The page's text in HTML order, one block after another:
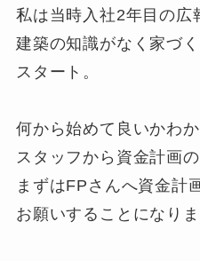
私は当時入社2年目の広
建築の知識がなく家づ
スタート。
何から始めて良いかわ
スタッフから資金計画の
まずはFPさんへ資金計
お願いすることになりま